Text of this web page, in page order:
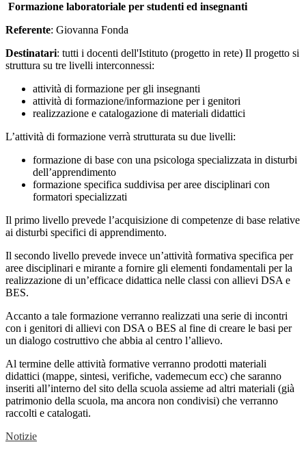
Formazione laboratoriale per studenti ed insegnanti
Referente: Giovanna Fonda
Destinatari: tutti i docenti dell'Istituto (progetto in rete) Il progetto si
struttura su tre livelli interconnessi:
attività di formazione per gli insegnanti
attività di formazione/informazione per i genitori
realizzazione e catalogazione di materiali didattici
L’attività di formazione verrà strutturata su due livelli:
formazione di base con una psicologa specializzata in disturbi
dell’apprendimento
formazione specifica suddivisa per aree disciplinari con
formatori specializzati
Il primo livello prevede l’acquisizione di competenze di base relative
ai disturbi specifici di apprendimento.
Il secondo livello prevede invece un’attività formativa specifica per
aree disciplinari e mirante a fornire gli elementi fondamentali per la
realizzazione di un’efficace didattica nelle classi con allievi DSA e
BES.
Accanto a tale formazione verranno realizzati una serie di incontri
con i genitori di allievi con DSA o BES al fine di creare le basi per
un dialogo costruttivo che abbia al centro l’allievo.
Al termine delle attività formative verranno prodotti materiali
didattici (mappe, sintesi, verifiche, vademecum ecc) che saranno
inseriti all’interno del sito della scuola assieme ad altri materiali (già
patrimonio della scuola, ma ancora non condivisi) che verranno
raccolti e catalogati.
Notizie